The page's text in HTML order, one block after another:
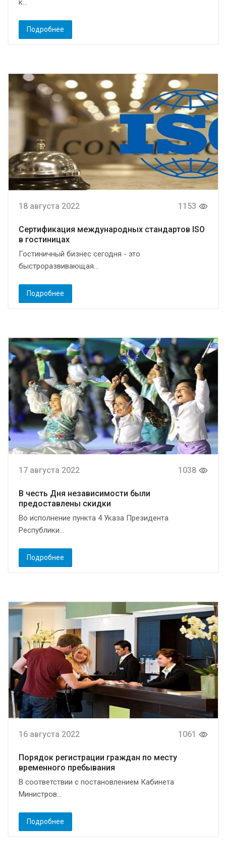
к...
Подробнее
18 августа 2022 1153
Сертификация международных стандартов ISO
в гостиницах
Гостиничный бизнес сегодня - это
быстроразвивающая...
Подробнее
17 августа 2022 1038
В честь Дня независимости были
предоставлены скидки
Во исполнение пункта 4 Указа Президента
Республики...
Подробнее
16 августа 2022 1061
Порядок регистрации граждан по месту
временного пребывания
В соответствии с постановлением Кабинета
Министров...
Подробнее